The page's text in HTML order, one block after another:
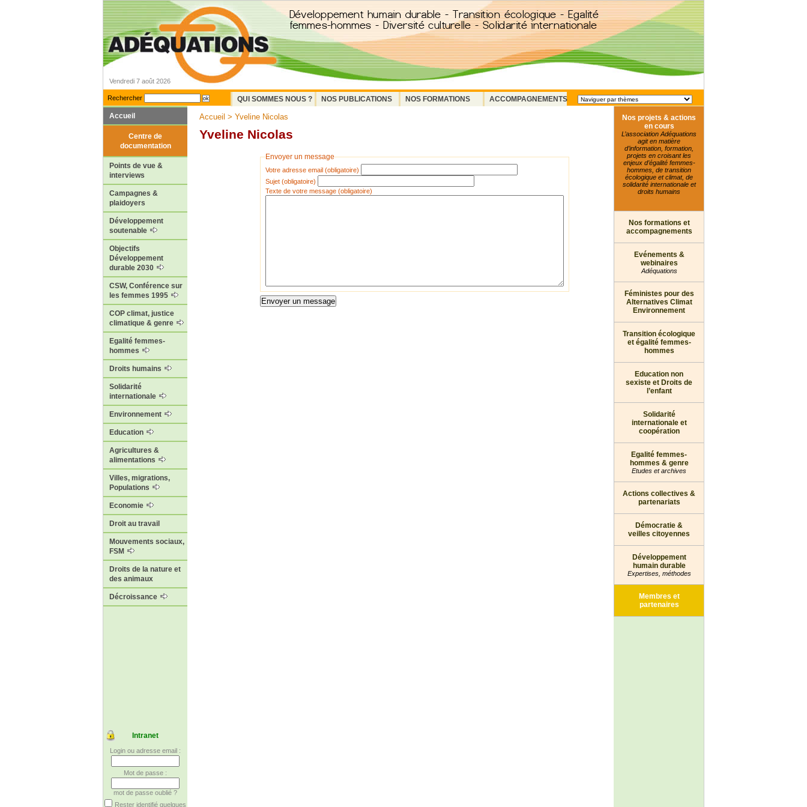
Vendredi 7 août 2026
Rechercher QUI SOMMES NOUS ? NOS PUBLICATIONS NOS FORMATIONS
ACCOMPAGNEMENTS
Accueil
Centre de
documentation
Points de vue &
interviews
Campagnes &
plaidoyers
Développement
soutenable
Objectifs
Développement
durable 2030
CSW, Conférence sur
les femmes 1995
COP climat, justice
climatique & genre
Egalité femmes-
hommes
Droits humains
Solidarité
internationale
Environnement
Education
Agricultures &
alimentations
Villes, migrations,
Populations
Economie
Droit au travail
Mouvements sociaux,
FSM
Droits de la nature et
des animaux
Décroissance
Intranet
Login ou adresse email :
Mot de passe :
mot de passe oublié ?
Rester identifié quelques
Nos projets & actions
en cours
L’association Adéquations
agit en matière
d’information, formation,
projets en croisant les
enjeux d’égalité femmes-
hommes, de transition
écologique et climat, de
solidarité internationale et
droits humains
Nos formations et
accompagnements
Evénements &
webinaires
Adéquations
Féministes pour des
Alternatives Climat
Environnement
Transition écologique
et égalité femmes-
hommes
Education non
sexiste et Droits de
l’enfant
Solidarité
internationale et
coopération
Egalité femmes-
hommes & genre
Etudes et archives
Actions collectives &
partenariats
Démocratie &
veilles citoyennes
Développement
humain durable
Expertises, méthodes
Membres et
partenaires
Accueil > Yveline Nicolas
Yveline Nicolas
Envoyer un message
Votre adresse email (obligatoire)
Sujet (obligatoire)
Texte de votre message (obligatoire)